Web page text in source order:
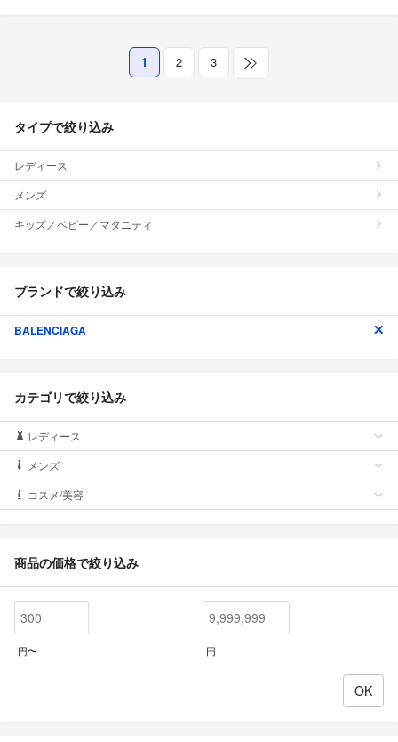
1 2 3
タイプで絞り込み
レディース
メンズ
キッズ／ベビー／マタニティ
ブランドで絞り込み
BALENCIAGA
カテゴリで絞り込み
レディース
メンズ
コスメ/美容
商品の価格で絞り込み
円〜 円